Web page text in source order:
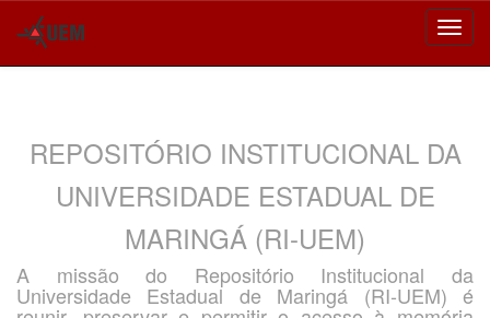
REPOSITÓRIO INSTITUCIONAL DA
UNIVERSIDADE ESTADUAL DE
MARINGÁ (RI-UEM)
A missão do Repositório Institucional da
Universidade Estadual de Maringá (RI-UEM) é